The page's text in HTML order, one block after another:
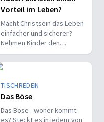
Vorteil im Leben?
Macht Christsein das Leben
einfacher und sicherer?
Nehmen Kinder den
Glauben leichter an als
Erwachsene?
TISCHREDEN
Das Böse
Das Böse - woher kommt
es? Steckt es in jedem von